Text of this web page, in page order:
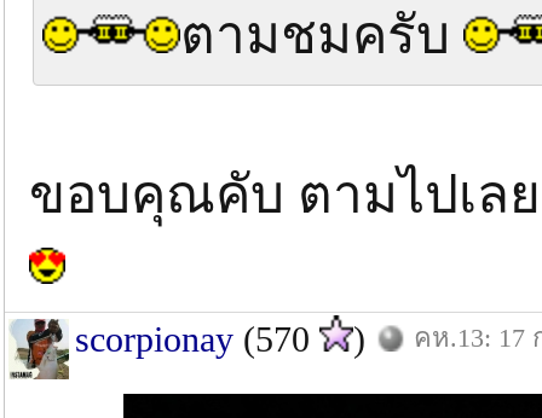
ตามชมครับ
ขอบคุณคับ ตามไปเล
scorpionay (570 ) คห.13: 17